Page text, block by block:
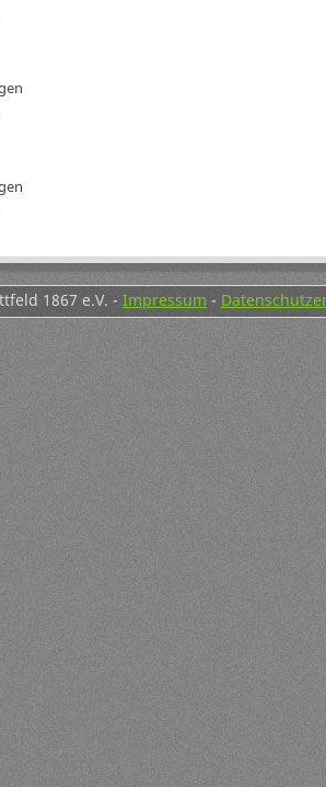
1867 e.V. - Impressum -